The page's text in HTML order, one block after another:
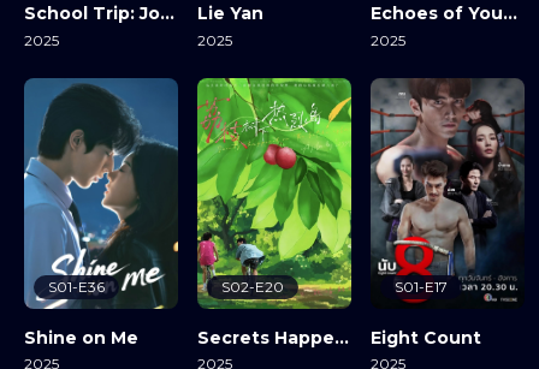
School Trip: Joined A Group I’m Not Close To
2025
Lie Yan
2025
Echoes of Your Name
2025
Shine on Me
2025
S01-E36
Secrets Happened on the Litchi Island
2025
S02-E20
Eight Count
2025
S01-E17